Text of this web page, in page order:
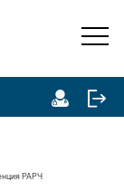
РАРЧ